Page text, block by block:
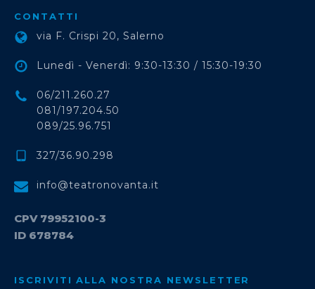
CONTATTI
via F. Crispi 20, Salerno
Lunedì - Venerdì: 9:30-13:30 / 15:30-19:30
06/211.260.27
081/197.204.50
089/25.96.751
327/36.90.298
info@teatronovanta.it
CPV 79952100-3
ID 678784
ISCRIVITI ALLA NOSTRA NEWSLETTER